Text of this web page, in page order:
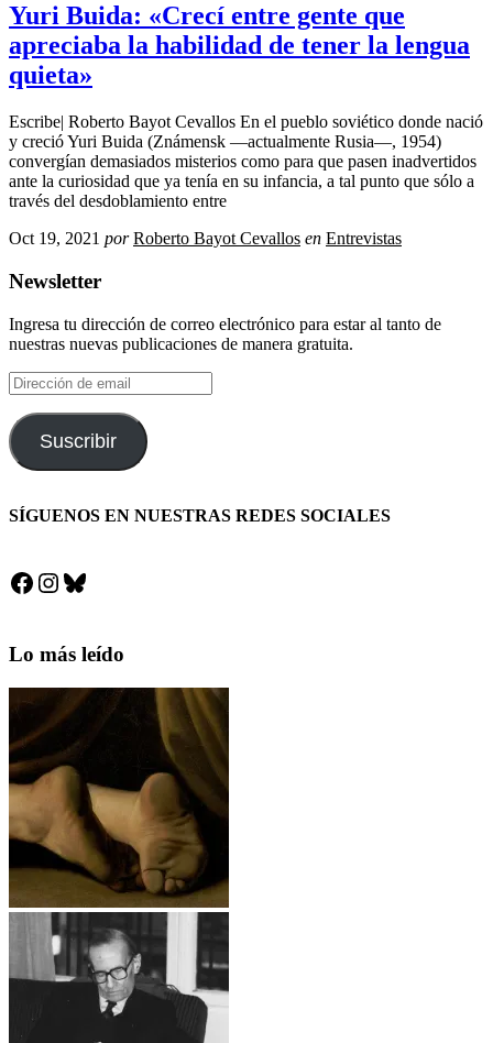
Yuri Buida: «Crecí entre gente que
apreciaba la habilidad de tener la lengua
quieta»
Escribe| Roberto Bayot Cevallos En el pueblo soviético donde nació
y creció Yuri Buida (Známensk —actualmente Rusia—, 1954)
convergían demasiados misterios como para que pasen inadvertidos
ante la curiosidad que ya tenía en su infancia, a tal punto que sólo a
través del desdoblamiento entre
Oct 19, 2021 por Roberto Bayot Cevallos en Entrevistas
Newsletter
Ingresa tu dirección de correo electrónico para estar al tanto de
nuestras nuevas publicaciones de manera gratuita.
Dirección
de
email
Suscribir
SÍGUENOS EN NUESTRAS REDES SOCIALES
Facebook
Instagram
Bluesky
Lo más leído